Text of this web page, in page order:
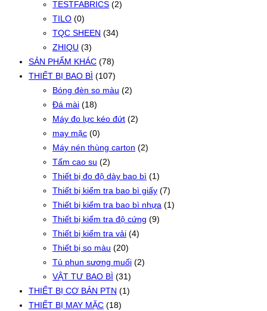
TESTFABRICS (2)
TILO (0)
TQC SHEEN (34)
ZHIQU (3)
SẢN PHẨM KHÁC (78)
THIẾT BỊ BAO BÌ (107)
Bóng đèn so màu (2)
Đá mài (18)
Máy đo lực kéo đứt (2)
may mặc (0)
Máy nén thùng carton (2)
Tấm cao su (2)
Thiết bị đo độ dày bao bì (1)
Thiết bị kiểm tra bao bì giấy (7)
Thiết bị kiểm tra bao bì nhựa (1)
Thiết bị kiểm tra độ cứng (9)
Thiết bị kiểm tra vải (4)
Thiết bị so màu (20)
Tủ phun sương muối (2)
VẬT TƯ BAO BÌ (31)
THIẾT BỊ CƠ BẢN PTN (1)
THIẾT BỊ MAY MẶC (18)